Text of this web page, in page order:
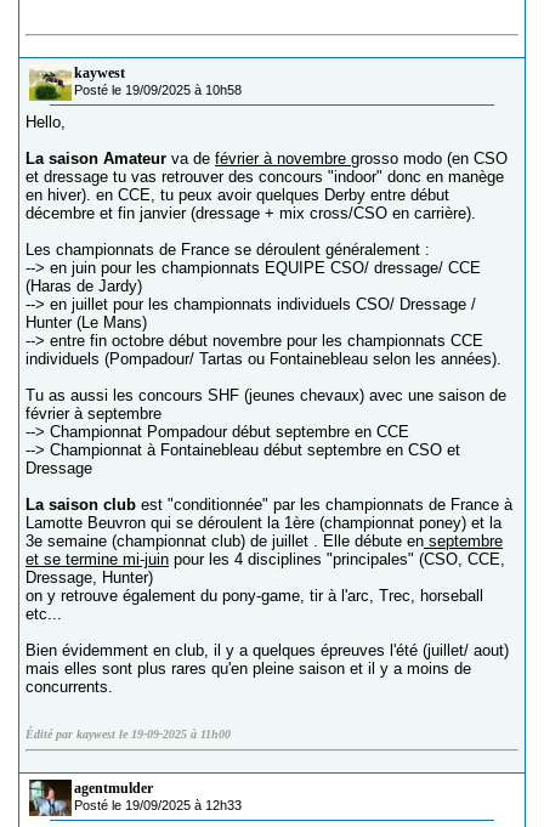
kaywest
Posté le 19/09/2025 à 10h58
Hello,
La saison Amateur va de février à novembre grosso modo (en CSO
et dressage tu vas retrouver des concours "indoor" donc en manège
en hiver). en CCE, tu peux avoir quelques Derby entre début
décembre et fin janvier (dressage + mix cross/CSO en carrière).
Les championnats de France se déroulent généralement :
--> en juin pour les championnats EQUIPE CSO/ dressage/ CCE
(Haras de Jardy)
--> en juillet pour les championnats individuels CSO/ Dressage /
Hunter (Le Mans)
--> entre fin octobre début novembre pour les championnats CCE
individuels (Pompadour/ Tartas ou Fontainebleau selon les années).
Tu as aussi les concours SHF (jeunes chevaux) avec une saison de
février à septembre
--> Championnat Pompadour début septembre en CCE
--> Championnat à Fontainebleau début septembre en CSO et
Dressage
La saison club est "conditionnée" par les championnats de France à
Lamotte Beuvron qui se déroulent la 1ère (championnat poney) et la
3e semaine (championnat club) de juillet . Elle débute en septembre
et se termine mi-juin pour les 4 disciplines "principales" (CSO, CCE,
Dressage, Hunter)
on y retrouve également du pony-game, tir à l'arc, Trec, horseball
etc...
Bien évidemment en club, il y a quelques épreuves l'été (juillet/ aout)
mais elles sont plus rares qu'en pleine saison et il y a moins de
concurrents.
Édité par kaywest le 19-09-2025 à 11h00
agentmulder
Posté le 19/09/2025 à 12h33